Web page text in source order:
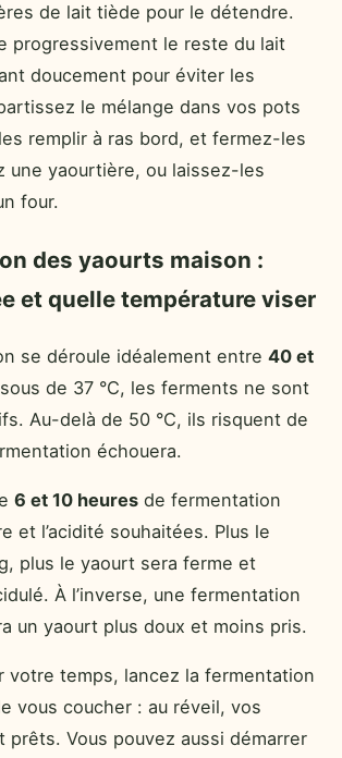
de lait tiède pour le détendre.
progressivement le reste du lait
doucement pour éviter les
le mélange dans vos pots
remplir à ras bord, et fermez-les
une yaourtière, ou laissez-les
four.
des yaourts maison :
et quelle température viser
se déroule idéalement entre 40 et
de 37 °C, les ferments ne sont
Au-delà de 50 °C, ils risquent de
échouera.
6 et 10 heures de fermentation
et l’acidité souhaitées. Plus le
plus le yaourt sera ferme et
À l’inverse, une fermentation
un yaourt plus doux et moins pris.
votre temps, lancez la fermentation
vous coucher : au réveil, vos
prêts. Vous pouvez aussi démarrer